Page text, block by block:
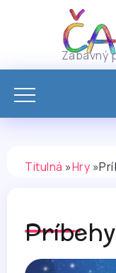
Zábavný
Titulná »Hry »